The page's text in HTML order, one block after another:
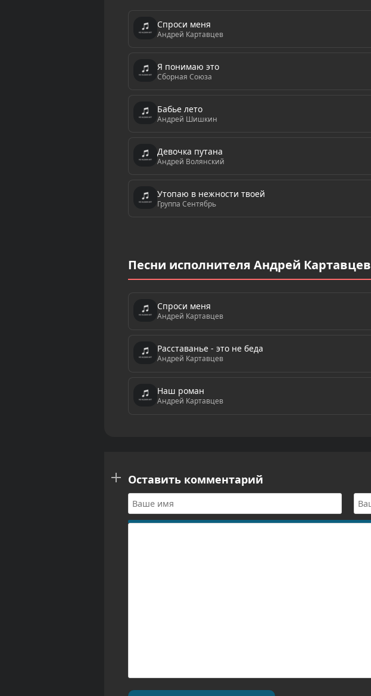
Спроси меня
Андрей Картавцев
Я понимаю это
Сборная Союза
Бабье лето
Андрей Шишкин
Девочка путана
Андрей Волянский
Утопаю в нежности твоей
Группа Сентябрь
Песни исполнителя Андрей Картавцев
Спроси меня
Андрей Картавцев
Расставанье - это не беда
Андрей Картавцев
Наш роман
Андрей Картавцев
Оставить комментарий